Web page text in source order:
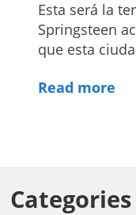
Esta será la
Springsteen
que esta
Read more
Categories